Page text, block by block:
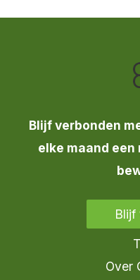
Blijf verbonden
elke maand
Blijf
Over